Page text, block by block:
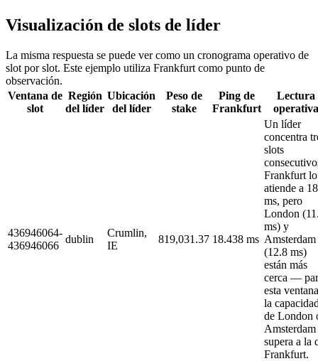
Visualización de slots de líder
La misma respuesta se puede ver como un cronograma operativo de
slot por slot. Este ejemplo utiliza Frankfurt como punto de
observación.
Ventana de
slot
Región
del líder
Ubicación
del líder
Peso de
stake
Ping de
Frankfurt
Lectura
operativa
436946064-
436946066
dublin
Crumlin,
IE
819,031.37 18.438 ms
Un líder
concentra
slots
Frankfurt lo
atiende a
ms, pero
London
ms) y
Amsterdam
(12.8 ms)
están más
cerca —
esta
la
de London
Amsterdam
supera a la
Frankfurt.